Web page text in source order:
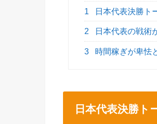
1 日本代表決勝ト
2 日本代表の戦術
3 時間稼ぎが卑怯
日本代表決勝ト